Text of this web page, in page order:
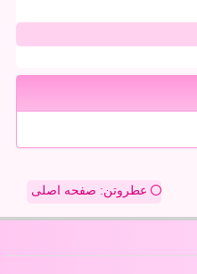
عطروتن: صفحه اصلی